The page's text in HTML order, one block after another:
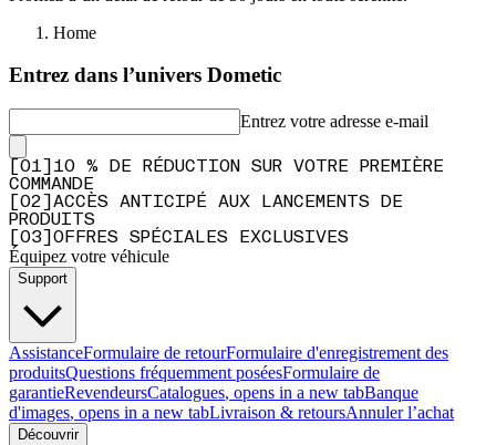
Home
Entrez dans l’univers Dometic
Entrez votre adresse e-mail
01
10 % DE RÉDUCTION SUR VOTRE PREMIÈRE
COMMANDE
02
ACCÈS ANTICIPÉ AUX LANCEMENTS DE
PRODUITS
03 OFFRES SPÉCIALES EXCLUSIVES
Équipez votre véhicule
Support
AssistanceFormulaire de retourFormulaire d'enregistrement des
produitsQuestions fréquemment poséesFormulaire de
garantieRevendeursCatalogues, opens in a new tabBanque
d'images, opens in a new tabLivraison & retoursAnnuler l’achat
Découvrir